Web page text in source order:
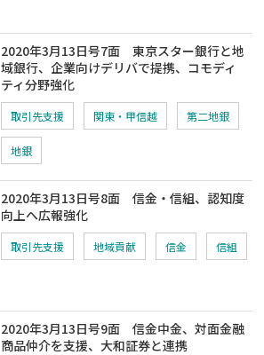
2020年3月13日号7面 東京スター銀行と地
域銀行、企業向けデリバで提携、コモディ
ティ分野強化
取引先支援 関東・甲信越 第二地銀
地銀
2020年3月13日号8面 信金・信組、認知度
向上へ広報強化
取引先支援 地域貢献 信金 信組
2020年3月13日号9面 信金中金、対面金融
商品仲介を支援、大和証券と連携